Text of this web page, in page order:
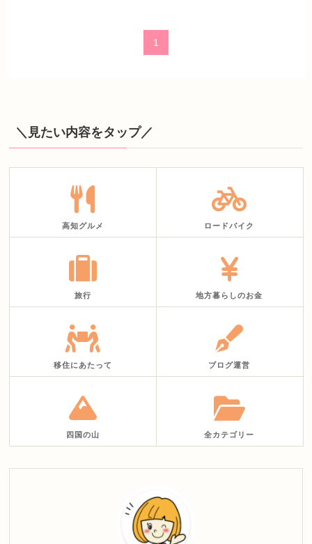
1
＼見たい内容をタップ／
高知グルメ ロードバイク
旅行 地方暮らしのお金
移住にあたって ブログ運営
四国の山 全カテゴリー